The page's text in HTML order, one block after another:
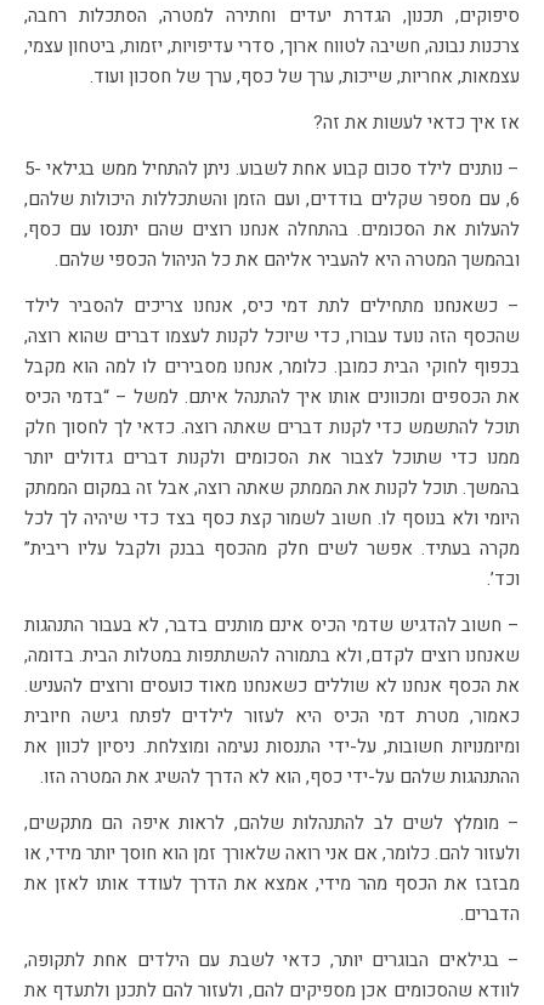
סיפוקים, תכנון, הגדרת יעדים וחתירה למטרה, הסתכלות רחבה,
צרכנות נבונה, חשיבה לטווח ארוך, סדרי עדיפויות, יזמות, ביטחון עצמי,
עצמאות, אחריות, שייכות, ערך של כסף, ערך של חסכון ועוד.
אז איך כדאי לעשות את זה?
– נותנים לילד סכום קבוע אחת לשבוע. ניתן להתחיל ממש בגילאי 5-
6, עם מספר שקלים בודדים, ועם הזמן והשתכללות היכולות שלהם,
להעלות את הסכומים. בהתחלה אנחנו רוצים שהם יתנסו עם כסף,
ובהמשך המטרה היא להעביר אליהם את כל הניהול הכספי שלהם.
– כשאנחנו מתחילים לתת דמי כיס, אנחנו צריכים להסביר לילד
שהכסף הזה נועד עבורו, כדי שיוכל לקנות לעצמו דברים שהוא רוצה,
בכפוף לחוקי הבית כמובן. כלומר, אנחנו מסבירים לו למה הוא מקבל
את הכספים ומכוונים אותו איך להתנהל איתם. למשל – “בדמי הכיס
תוכל להתשמש כדי לקנות דברים שאתה רוצה. כדאי לך לחסוך חלק
ממנו כדי שתוכל לצבור את הסכומים ולקנות דברים גדולים יותר
בהמשך. תוכל לקנות את הממתק שאתה רוצה, אבל זה במקום הממתק
היומי ולא בנוסף לו. חשוב לשמור קצת כסף בצד כדי שיהיה לך לכל
מקרה בעתיד. אפשר לשים חלק מהכסף בבנק ולקבל עליו ריבית”
וכד’.
– חשוב להדגיש שדמי הכיס אינם מותנים בדבר, לא בעבור התנהגות
שאנחנו רוצים לקדם, ולא בתמורה להשתתפות במטלות הבית. בדומה,
את הכסף אנחנו לא שוללים כשאנחנו מאוד כועסים ורוצים להעניש.
כאמור, מטרת דמי הכיס היא לעזור לילדים לפתח גישה חיובית
ומיומנויות חשובות, על-ידי התנסות נעימה ומוצלחת. ניסיון לכוון את
ההתנהגות שלהם על-ידי כסף, הוא לא הדרך להשיג את המטרה הזו.
– מומלץ לשים לב להתנהלות שלהם, לראות איפה הם מתקשים,
ולעזור להם. כלומר, אם אני רואה שלאורך זמן הוא חוסך יותר מידי, או
מבזבז את הכסף מהר מידי, אמצא את הדרך לעודד אותו לאזן את
הדברים.
– בגילאים הבוגרים יותר, כדאי לשבת עם הילדים אחת לתקופה,
לוודא שהסכומים אכן מספיקים להם, ולעזור להם לתכנן ולתעדף את